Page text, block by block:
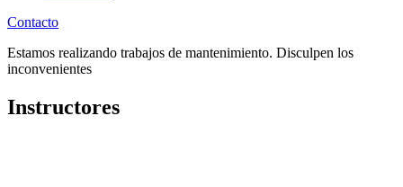
Contacto
Estamos realizando trabajos de mantenimiento. Disculpen los
inconvenientes
Instructores